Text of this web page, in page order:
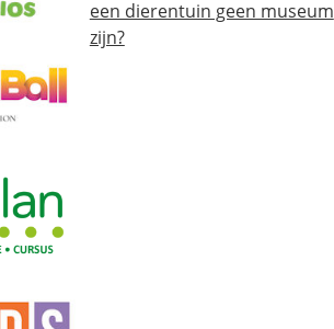
een dierentuin geen museum
zijn?